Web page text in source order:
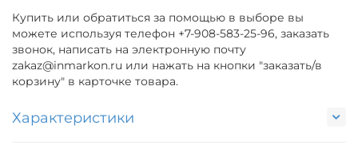
Купить или обратиться за помощью в выборе вы
можете используя телефон +7-908-583-25-96, заказать
звонок, написать на электронную почту
zakaz@inmarkon.ru или нажать на кнопки "заказать/в
корзину" в карточке товара.
Характеристики